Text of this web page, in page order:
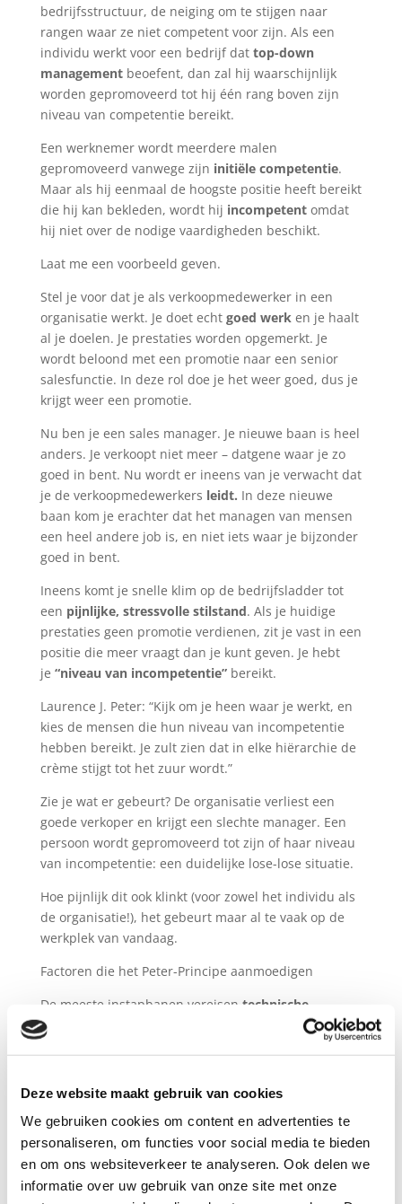
Deze website maakt gebruik van cookies
We gebruiken cookies om content en advertenties te
personaliseren, om functies voor social media te bieden
en om ons websiteverkeer te analyseren. Ook delen we
informatie over uw gebruik van onze site met onze
bedrijfsstructuur, de neiging om te stijgen naar
rangen waar ze niet competent voor zijn. Als een
individu werkt voor een bedrijf dat top-down
management beoefent, dan zal hij waarschijnlijk
worden gepromoveerd tot hij één rang boven zijn
niveau van competentie bereikt.
Een werknemer wordt meerdere malen
gepromoveerd vanwege zijn initiële competentie.
Maar als hij eenmaal de hoogste positie heeft bereikt
die hij kan bekleden, wordt hij incompetent omdat
hij niet over de nodige vaardigheden beschikt.
Laat me een voorbeeld geven.
Stel je voor dat je als verkoopmedewerker in een
organisatie werkt. Je doet echt goed werk en je haalt
al je doelen. Je prestaties worden opgemerkt. Je
wordt beloond met een promotie naar een senior
salesfunctie. In deze rol doe je het weer goed, dus je
krijgt weer een promotie.
Nu ben je een sales manager. Je nieuwe baan is heel
anders. Je verkoopt niet meer – datgene waar je zo
goed in bent. Nu wordt er ineens van je verwacht dat
je de verkoopmedewerkers leidt. In deze nieuwe
baan kom je erachter dat het managen van mensen
een heel andere job is, en niet iets waar je bijzonder
goed in bent.
Ineens komt je snelle klim op de bedrijfsladder tot
een pijnlijke, stressvolle stilstand. Als je huidige
prestaties geen promotie verdienen, zit je vast in een
positie die meer vraagt dan je kunt geven. Je hebt
je “niveau van incompetentie” bereikt.
Laurence J. Peter: “Kijk om je heen waar je werkt, en
kies de mensen die hun niveau van incompetentie
hebben bereikt. Je zult zien dat in elke hiërarchie de
crème stijgt tot het zuur wordt.”
Zie je wat er gebeurt? De organisatie verliest een
goede verkoper en krijgt een slechte manager. Een
persoon wordt gepromoveerd tot zijn of haar niveau
van incompetentie: een duidelijke lose-lose situatie.
Hoe pijnlijk dit ook klinkt (voor zowel het individu als
de organisatie!), het gebeurt maar al te vaak op de
werkplek van vandaag.
Factoren die het Peter-Principe aanmoedigen
De meeste instapbanen vereisen technische
expertise of een speciale vaardigheid
. Het Peter
Principe komt vooral voor in technische industrieën
worden bevorderd tot leidinggevende functies. Dit
dergelijke werknemers gebaseerd is op
hun technische bekwaamheid en niet zozeer op
hun vermogen om leiding te geven.